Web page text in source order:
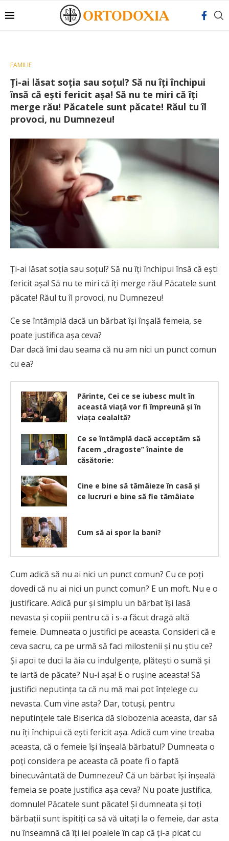
FAMILIE
Ţi-ai lăsat soţia sau soţul? Să nu îţi închipui
însă că eşti fericit aşa! Să nu te miri că îţi
merge rău! Păcatele sunt păcate! Răul tu îl
provoci, nu Dumnezeu!
Ţi-ai lăsat soţia sau soţul? Să nu îţi închipui însă că eşti
fericit aşa! Să nu te miri că îţi merge rău! Păcatele sunt
păcate! Răul tu îl provoci, nu Dumnezeu!
Ce se întâmplă dacă un bărbat îşi înşală femeia, se
poate justifica aşa ceva?
Dar dacă îmi dau seama că nu am nici un punct comun
cu ea?
Părinte, Cei ce se iubesc mult în
această viaţă vor fi împreună şi în
viața cealaltă?
Ce se întâmplă dacă acceptăm să
facem „dragoste” înainte de
căsătorie:
Cine e bine să tămâieze în casă și
ce lucruri e bine să fie tămâiate
Cum să ai spor la bani?
Cum adică să nu ai nici un punct comun? Cu ce poţi
dovedi că nu ai nici un punct comun? E un moft. Nu e o
justificare. Adică pur şi simplu un bărbat îşi lasă
nevasta şi copiii pentru că i s-a făcut dragă altă
femeie. Dumneata o justifici pe aceasta. Consideri că e
ceva sacru, ca pe urmă să faci milostenii şi nu ştiu ce?
Şi apoi te duci la ăia cu indulgenţe, plăteşti o sumă şi
te iartă de păcate? Nu-i aşa! E o ruşine aceasta! Să
justifici neputinţa ta că nu mă mai pot înţelege cu
nevasta. Cum vine asta? Dar, totuşi, pentru
neputinţele tale Biserica dă slobozenia aceasta, dar să
nu îţi închipui că eşti fericit aşa. Adică cum vine treaba
aceasta, că o femeie îşi înşeală bărbatul? Dumneata o
poţi considera pe aceasta că poate fi o faptă
binecuvântată de Dumnezeu? Că un bărbat îşi înşeală
femeia se poate justifica aşa ceva? Nu poate justifica,
domnule! Păcatele sunt păcate! Şi dumneata şi toţi
bărbaţii sunt ispitiţi ca să vă uitaţi la o femeie, dar asta
nu înseamnă că îţi iei poalele în cap că ţi-a picat cu